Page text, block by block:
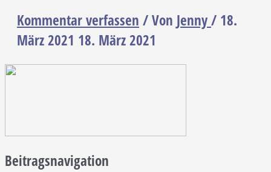
Kommentar verfassen / Von Jenny/ 18.
März 2021 18. März 2021
Beitragsnavigation